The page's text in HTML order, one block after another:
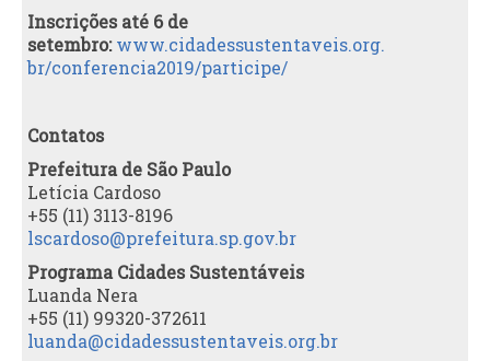
Inscrições até 6 de
setembro:www.cidadessustentaveis.org.
br/conferencia2019/participe/
Contatos
Prefeitura de São Paulo
Letícia Cardoso
+55 (11) 3113-8196
lscardoso@prefeitura.sp.gov.br
Programa Cidades Sustentáveis
Luanda Nera
+55 (11) 99320-372611
luanda@cidadessustentaveis.org.br